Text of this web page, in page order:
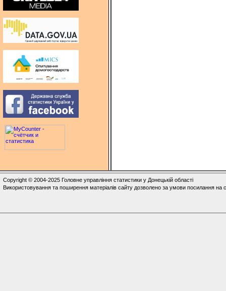
Copyright © 2004-2025 Головне управління статистики у Донецькій області
Використовування та поширення матеріалів сайту дозволено за умови посилання на